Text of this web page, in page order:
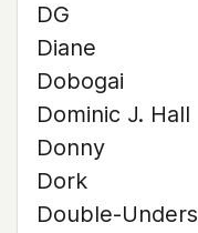
DG
Diane
Dobogai
Dominic J. Hall
Donny
Dork
Double-Unders